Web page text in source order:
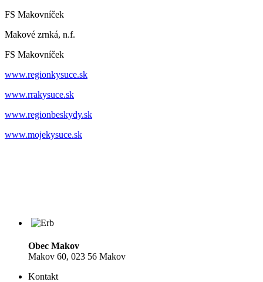
FS Makovníček
Makové zrnká, n.f.
FS Makovníček
www.regionkysuce.sk
www.rrakysuce.sk
www.regionbeskydy.sk
www.mojekysuce.sk
Obec Makov
Makov 60, 023 56 Makov
Kontakt